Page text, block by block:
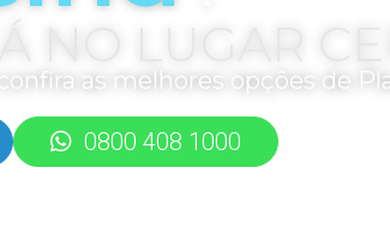
NO LUGAR
as melhores opções de
0800 408 1000